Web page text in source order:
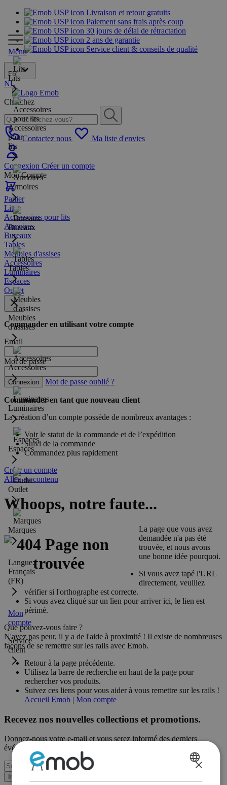
Livraison et retour gratuits
Paiement sans frais après coup
30 jours de délai de rétractation
2 ans de garantie
Service client & conseils de qualité
FR
NL
Cherchez
Contactez nous Ma liste d'envies
Connexion Créer un compte
Mon Compte
Panier
Menu
Lits
Accessoires
pour
lits
Armoires
Bureaux
Tables
Meubles
d'assises
Accessoires
Luminaires
Espaces
Outlet
Marques
Langue:
Français
(FR)
Mon
compte
Service
client
Lits
Accessoires pour lits
Armoires
Bureaux
Tables
Meubles d'assises
Accessoires
Luminaires
Espaces
Outlet
Commander en utilisant votre compte
Email
Mot de passe
Connexion Mot de passe oublié ?
Commander en tant que nouveau client
La création d’un compte possède de nombreux avantages :
Voir le statut de la commande et de l’expédition
Suivi de la commande
Commandez plus rapidement
Créer un compte
Allez au contenu
Whoops, notre faute...
La page que vous avez
demandée n'a pas été
trouvée, et nous avons
une bonne idée pourquoi.
Si vous avez tapé l'URL
directement, veuillez
vérifier si l'orthographe est correcte.
Si vous avez cliqué sur un lien pour arriver ici, le lien est
périmé.
Que pouvez-vous faire ?
N'ayez pas peur, il y a de l'aide à proximité ! Il existe de nombreuses
façons de se remettre sur les rails avec Emob.
Retour à la page précédente.
Utilisez la barre de recherche en haut de la page pour
rechercher vos produits.
Suivez ces liens pour vous aider à vous remettre sur les rails !
Accueil Emob | Mon compte
Recevez nos nouvelles collections et promotions.
Donnez-nous votre e-mail et vous serez informé des derniers
événements sur une base mensuelle.
Inscription
×